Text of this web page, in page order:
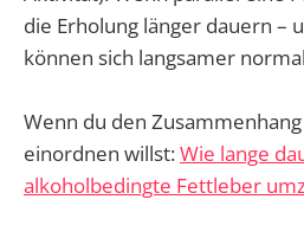
die Erholung länger dauern –
können sich langsamer
Wenn du den
einordnen willst:Wie lange
alkoholbedingte Fettleber